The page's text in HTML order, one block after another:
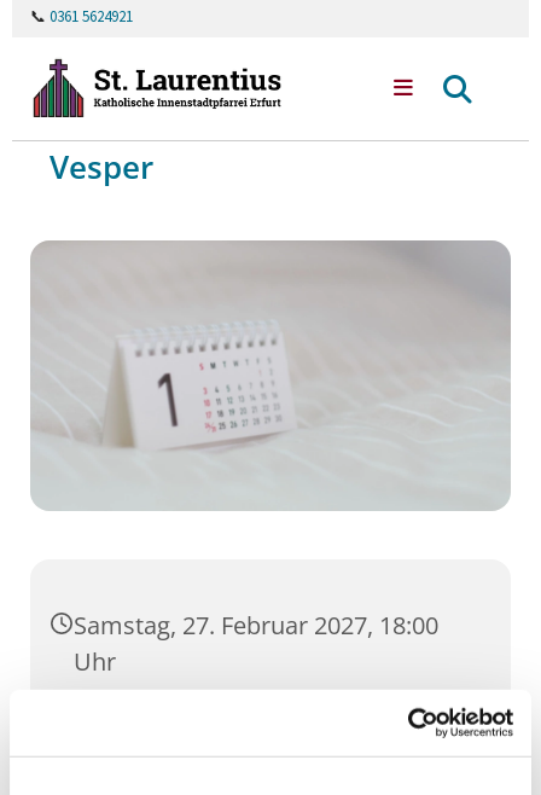
📞 0361 5624921
Vesper
Samstag, 27. Februar 2027, 18:00
Uhr
Dom, Domstufen 1, 99084 Erfurt